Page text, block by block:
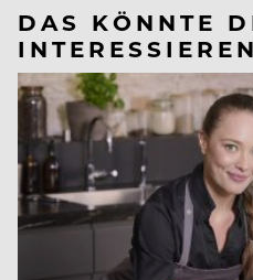
DAS KÖNNTE
INTERESSIEREN